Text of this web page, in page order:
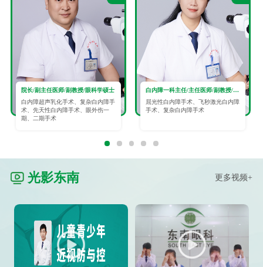
院长/副主任医师/副教授/眼科学硕士
白内障超声乳化手术、复杂白内障手
术、先天性白内障手术、眼外伤一
期、二期手术
白内障一科主任/主任医师/副教授/眼科学硕士
屈光性白内障手术、飞秒激光白内障
手术、复杂白内障手术
光影东南 更多视频+